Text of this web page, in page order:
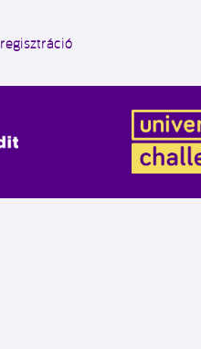
regisztráció